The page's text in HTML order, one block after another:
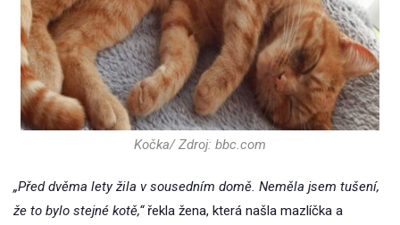
Kočka/ Zdroj: bbc.com
„Před dvěma lety žila v sousedním domě. Neměla jsem tušení,
že to bylo stejné kotě,“řekla žena, která našla mazlíčka a